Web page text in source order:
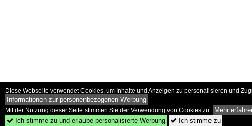
Diese Webseite verwendet Cookies, um Inhalte und Anzeigen zu personalisieren und
Informationen zur personenbezogenen Werbung
Mit der Nutzung dieser Seite stimmen Sie der Verwendung von Cookies zu. Mehr
 Ich stimme zu und erlaube personalisierte Werbung  Ich stimme zu